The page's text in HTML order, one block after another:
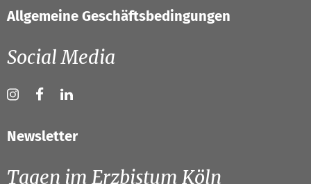
Allgemeine Geschäftsbedingungen
Social Media
Newsletter
Tagen im Erzbistum Köln